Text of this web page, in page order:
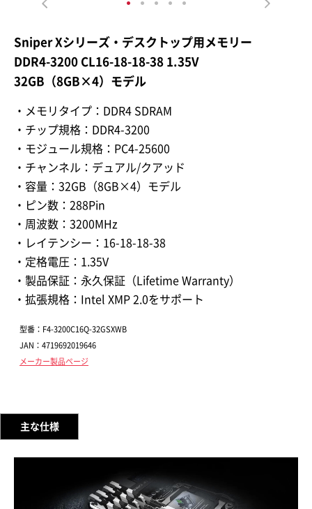
Sniper Xシリーズ・デスクトップ用メモリー
DDR4-3200 CL16-18-18-38 1.35V
32GB（8GB×4）モデル
・メモリタイプ：DDR4 SDRAM
・チップ規格：DDR4-3200
・モジュール規格：PC4-25600
・チャンネル：デュアル/クアッド
・容量：32GB（8GB×4）モデル
・ピン数：288Pin
・周波数：3200MHz
・レイテンシー：16-18-18-38
・定格電圧：1.35V
・製品保証：永久保証（Lifetime Warranty）
・拡張規格：Intel XMP 2.0をサポート
型番：F4-3200C16Q-32GSXWB
JAN：4719692019646
メーカー製品ページ
主な仕様